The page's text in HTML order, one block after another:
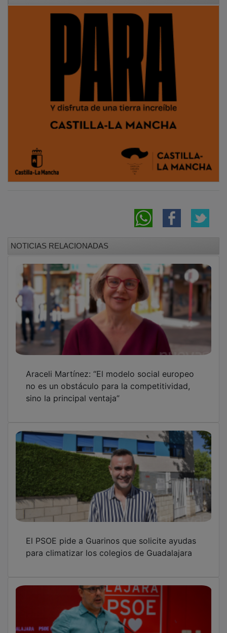
NOTICIAS RELACIONADAS
Araceli Martínez: “El modelo social europeo
no es un obstáculo para la competitividad,
sino la principal ventaja”
El PSOE pide a Guarinos que solicite ayudas
para climatizar los colegios de Guadalajara
Bellido (PSOE) celebra la anulación del
proyecto Alma-Meco: "Es una gran victoria
para la provincia de Guadalajara"